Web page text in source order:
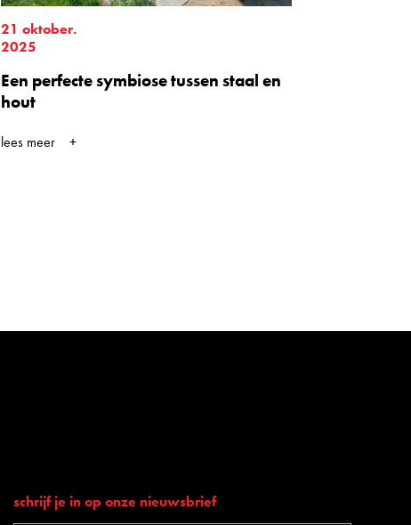
21 oktober.
2025
Een perfecte symbiose tussen staal en
hout
lees meer
schrijf je in op onze nieuwsbrief